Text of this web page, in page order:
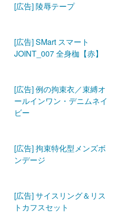
[広告] 陵辱テープ
[広告] SMart スマート
JOINT_007 全身枷【赤】
[広告] 例の拘束衣／束縛オ
ールインワン・デニムネイ
ビー
[広告] 拘束特化型メンズボ
ンデージ
[広告] サイスリング＆リス
トカフスセット